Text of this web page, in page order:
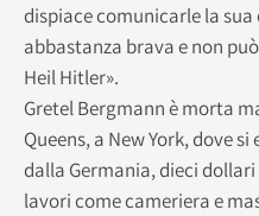
dispiace comunicarle la sua
abbastanza brava e non
Heil Hitler».
Gretel Bergmann è morta
Queens, a New York, dove
dalla Germania, dieci
lavori come cameriera e